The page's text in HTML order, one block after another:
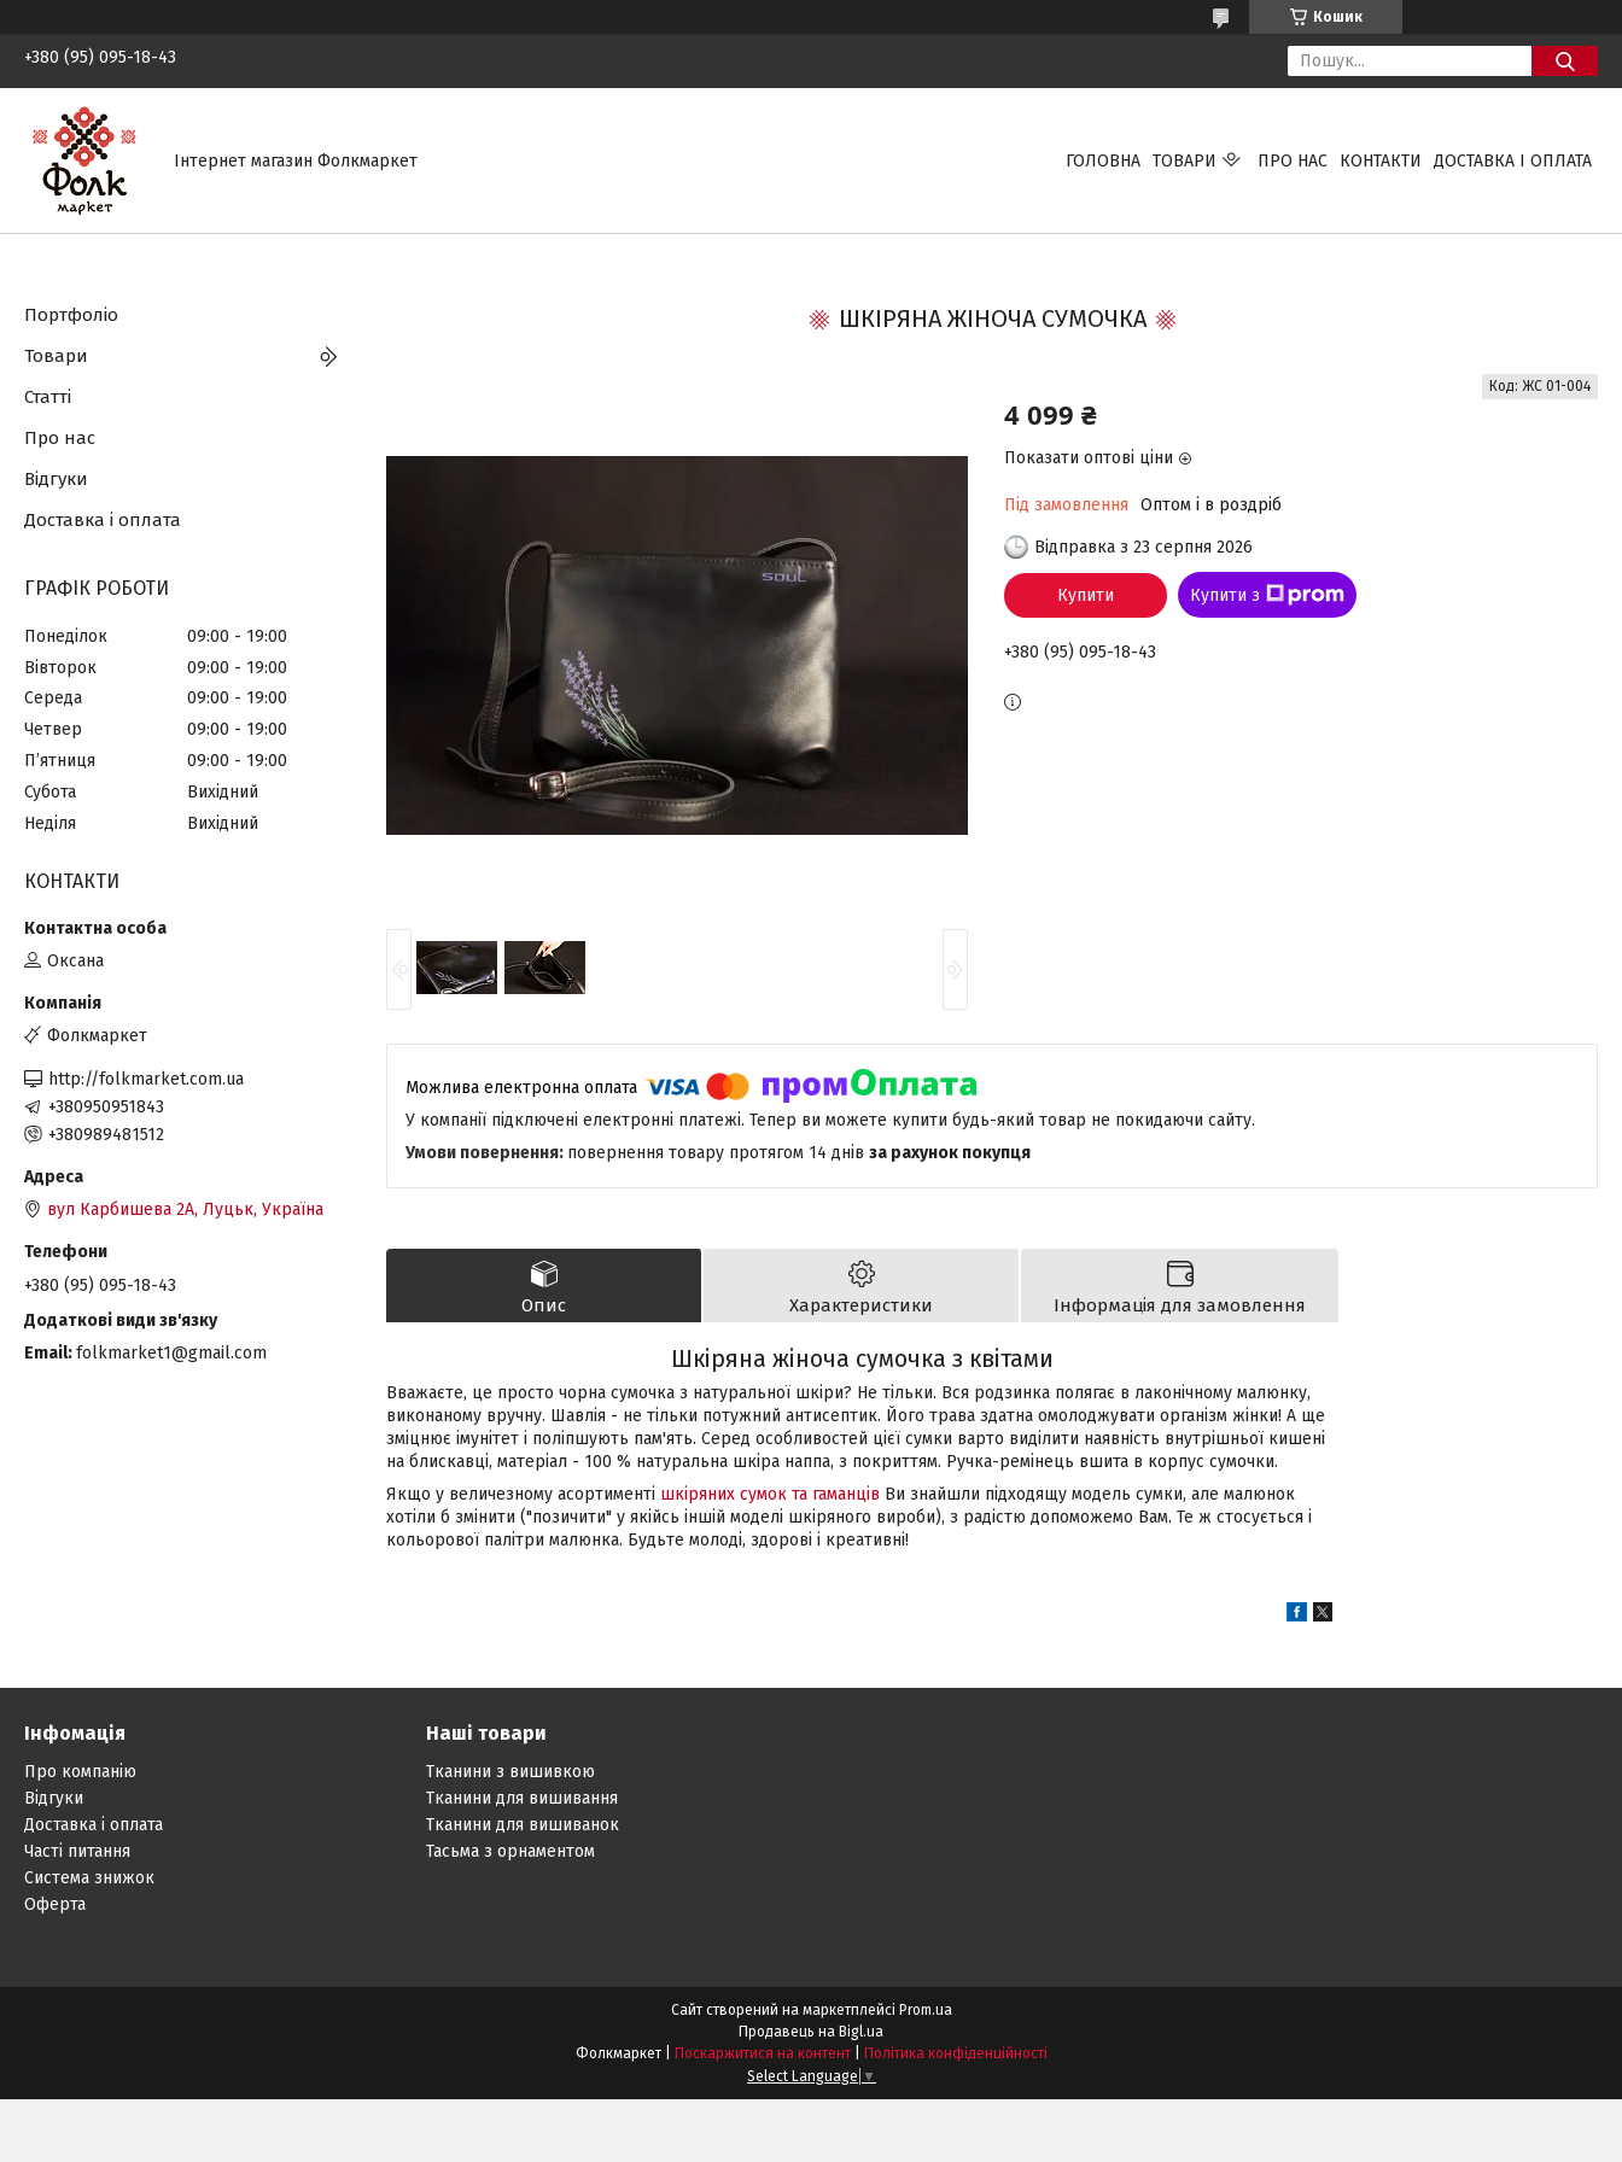
Кошик
+380 (95) 095-18-43
Інтернет магазин Фолкмаркет ГОЛОВНА ТОВАРИ ПРО НАС КОНТАКТИ ДОСТАВКА І ОПЛАТА
ШКІРЯНА ЖІНОЧА СУМОЧКА
4 099 ₴
Показати оптові ціни
Під замовлення Оптом і в роздріб
Код: ЖС 01-004
Відправка з 23 серпня 2026
Купити Купити з
+380 (95) 095-18-43
У компанії підключені електронні платежі. Тепер ви можете купити будь-який товар не покидаючи сайту.
повернення товару протягом 14 днів за рахунок покупця
Опис Характеристики Інформація для замовлення
Шкіряна жіноча сумочка з квітами
Вважаєте, це просто чорна сумочка з натуральної шкіри? Не тільки. Вся родзинка полягає в лаконічному малюнку,
виконаному вручну. Шавлія - не тільки потужний антисептик. Його трава здатна омолоджувати організм жінки! А ще
зміцнює імунітет і поліпшують пам'ять. Серед особливостей цієї сумки варто виділити наявність внутрішньої кишені
на блискавці, матеріал - 100 % натуральна шкіра наппа, з покриттям. Ручка-ремінець вшита в корпус сумочки.
Якщо у величезному асортименті шкіряних сумок та гаманців Ви знайшли підходящу модель сумки, але малюнок
хотіли б змінити ("позичити" у якійсь іншій моделі шкіряного вироби), з радістю допоможемо Вам. Те ж стосується і
кольорової палітри малюнка. Будьте молоді, здорові і креативні!
Портфоліо
Товари
Статті
Про нас
Відгуки
Доставка і оплата
ГРАФІК РОБОТИ
Понеділок 09:00
19:00
Вівторок
09:00
19:00
Середа
09:00
19:00
Четвер
09:00
19:00
Пʼятниця
09:00
19:00
Субота
Вихідний
Неділя
Вихідний
КОНТАКТИ
Оксана
Фолкмаркет
http://folkmarket.com.ua
+380950951843
+380989481512
вул Карбишева 2А, Луцьк, Україна
+380 (95) 095-18-43
Email folkmarket1@gmail.com
Інфомація
Про компанію
Відгуки
Доставка і оплата
Часті питання
Система знижок
Оферта
Наші товари
Тканини з вишивкою
Тканини для вишивання
Тканини для вишиванок
Тасьма з орнаментом
Сайт створений на маркетплейсі Prom.ua
Продавець на Bigl.ua
Поскаржитися на контент
Політика конфіденційності
Select Language ▼